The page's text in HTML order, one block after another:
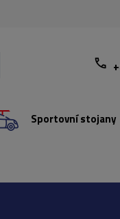
Sportovní stojany